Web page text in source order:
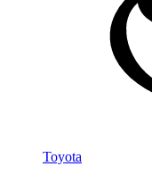
Toyota